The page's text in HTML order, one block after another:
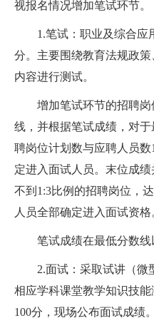
视报名情况增加笔试环节。
1.笔试：职业及综合应
分。主要围绕教育法规政
内容进行测试。
增加笔试环节的招聘
线，并根据笔试成绩，对
聘岗位计划数与应聘人员
定进入面试人员。末位成
不到1:3比例的招聘岗位，
人员全部确定进入面试资格
笔试成绩在最低分数
2.面试：采取试讲（微
相应学科课堂教学知识技
100分，现场公布面试成绩。